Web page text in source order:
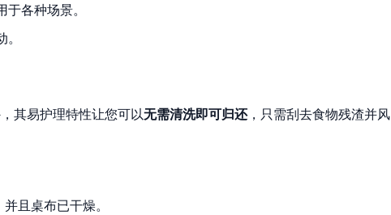
各种场景。
其易护理特性让您可以无需清洗即可归还，只需刮去食物残渣并风
且桌布已干燥。